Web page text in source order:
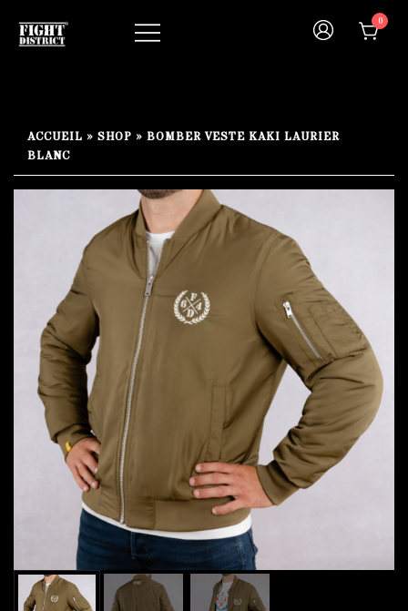
0
ACCUEIL » SHOP » BOMBER VESTE KAKI LAURIER
BLANC